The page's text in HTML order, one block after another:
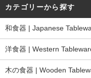
カテゴリーから探す
和食器 | Japanese
洋食器 | Western
木の食器 | Wooden